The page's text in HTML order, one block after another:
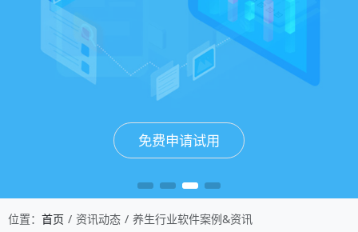
免费申请试用
免费申请试用
免费申请试用
免费申请试用
位置： 首页 资讯动态 养生行业软件案例&资讯